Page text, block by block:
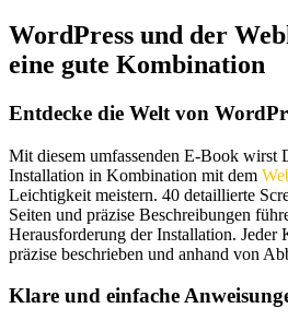
WordPress und der
eine gute Kombination
Entdecke die Welt von
Mit diesem umfassenden E-Book wirst
Installation in Kombination mit dem
Leichtigkeit meistern. 40 detaillierte
Seiten und präzise Beschreibungen
Herausforderung der Installation.
präzise beschrieben und anhand von
Klare und einfache